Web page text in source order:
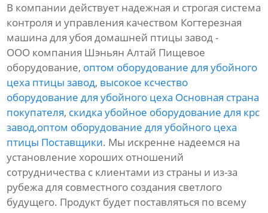
В компании действует надежная и строгая система
контроля и управления качеством Когтерезная
машина для убоя домашней птицы завод -
ООО компания Шэньян Алтай Пищевое
оборудование, оптом оборудование для убойного
цеха птицы завод, высокое ксчество
оборудование для убойного цеха Основная страна
покупателя, скидка убойное оборудование для крс
завод,оптом оборудование для убойного цеха
птицы Поставщики. Мы искренне надеемся на
установление хороших отношений
сотрудничества с клиентами из страны и из-за
рубежа для совместного создания светлого
будущего. Продукт будет поставляться по всему